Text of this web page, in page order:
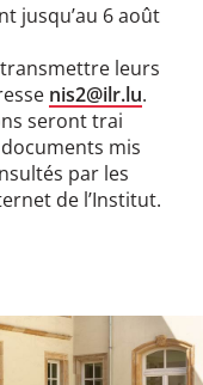
jusqu’au 6 août
leurs
nis2@ilr.lu.
seront trai
mis
par les
de l’Institut.